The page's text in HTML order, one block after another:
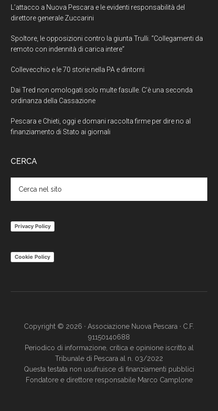
L’attacco a Nuova Pescara e le evidenti responsabilità del
direttore generale Zuccarini
Spoltore, le opposizioni contro la giunta Trulli. “Collegamenti da
remoto con indennità di carica intere”
Collevecchio e le 70 storie nella PA e dintorni
Dai Tred non omologati solo multe fasulle. C’è una seconda
ordinanza della Cassazione
Pescara e Chieti, oggi e domani raccolta firme per dire no al
finanziamento di Stato ai giornali
CERCA
nel
Privacy Policy
Cookie Policy
Copyright © 2026 · Associazione Nuova Pescara · C.F.
91150140688
Periodico di informazione, critica e opinione iscritto al
Tribunale di Pescara al n. 03/2022
Questa testata non usufruisce di finanziamenti pubblici
Fondatore e direttore responsabile Marco Camplone